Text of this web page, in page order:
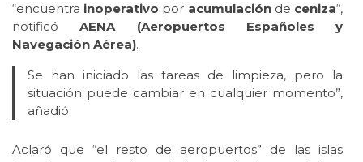
“encuentra inoperativo por acumulaciónde ceniza“,
notificóAENA (Aeropuertos Españoles y
Navegación Aérea).
Se han iniciado las tareas de limpieza, pero la
situación puede cambiar en cualquier momento”,
añadió.
Aclaró que “el resto de aeropuertos” de las islas